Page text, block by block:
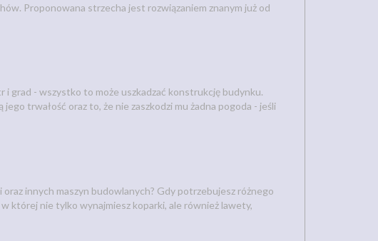
Proponowana strzecha jest rozwiązaniem znanym już od
i grad - wszystko to może uszkadzać konstrukcję budynku.
trwałość oraz to, że nie zaszkodzi mu żadna pogoda - jeśli
innych maszyn budowlanych? Gdy potrzebujesz różnego
której nie tylko wynajmiesz koparki, ale również lawety,